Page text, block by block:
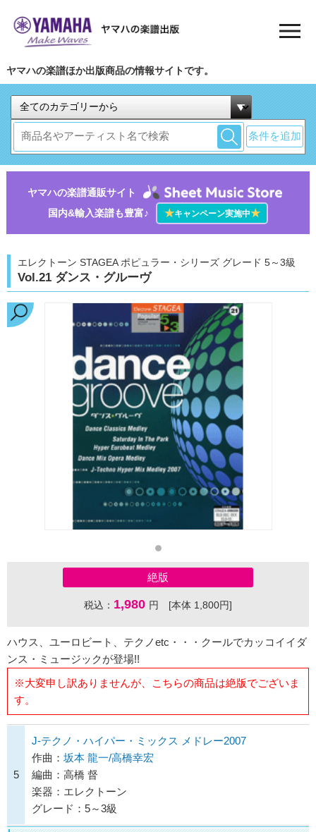
ヤマハの楽譜ほか出版商品の情報サイトです。
条件を追加
ヤマハの楽譜通販サイト
国内&輸入楽譜も豊富♪
★キャンペーン実施中★
エレクトーン STAGEA ポピュラー・シリーズ グレード 5～3級
Vol.21 ダンス・グルーヴ
絶版
税込： 1,980 円 [本体 1,800円]
ハウス、ユーロビート、テクノetc・・・クールでカッコイイダ
ンス・ミュージックが登場!!
※大変申し訳ありませんが、こちらの商品は絶版でございま
す。
5
J-テクノ・ハイパー・ミックス メドレー2007
作曲： 坂本 龍一/高橋幸宏
編曲：高橋 督
楽器：エレクトーン
グレード：5～3級